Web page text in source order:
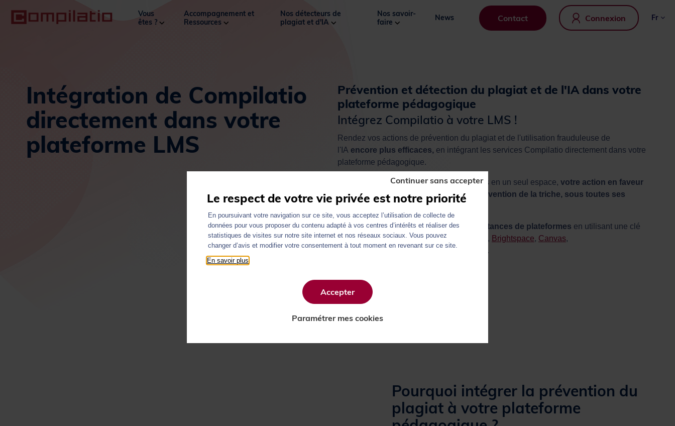
Vous
êtes ?
Accompagnement et
Ressources
Nos détecteurs de
plagiat et d'IA
Nos savoir-
faire
News Contact Connexion fr
Intégration de Compilatio
directement dans votre
plateforme LMS
Prévention et détection du plagiat et de l'IA dans votre
plateforme pédagogique
Intégrez Compilatio à votre LMS !
Rendez vos actions de prévention du plagiat et de l'utilisation frauduleuse de
l'IA encore plus efficaces, en intégrant les services Compilatio directement dans votre
plateforme pédagogique.
Vos outils d’enseignement sont centralisés en un seul espace, votre action en faveur
de l’authenticité des travaux et de la prévention de la triche, sous toutes ses
formes, est renforcée
Mise en place possible dansdiverses instances de plateformes en utilisant une clé
d’identification par instance (API) :
, Brightspace, Canvas,
Microsoft Teams,BlackBoard, Open LMS ...
Contactez-nous
Pourquoi intégrer la prévention du
plagiat à votre plateforme
Le respect de votre vie privée est notre priorité
En poursuivant votre navigation sur ce site, vous acceptez l’utilisation de collecte de
données pour vous proposer du contenu adapté à vos centres d’intérêts et réaliser des
statistiques de visites sur notre site internet et nos réseaux sociaux. Vous pouvez
changer d’avis et modifier votre consentement à tout moment en revenant sur ce site.
En savoir plus
Accepter
Continuer sans accepter
Paramétrer mes cookies